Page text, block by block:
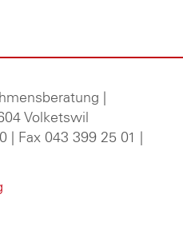
Volketswil
| Fax 043 399 25 01 |